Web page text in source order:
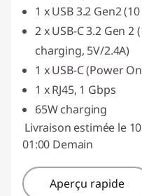
1 x USB 3.2 Gen2
2 x USB-C 3.2 Gen 2
charging, 5V/2.4A)
1 x USB-C (Power
1 x RJ45, 1 Gbps
65W charging
Livraison estimée le
01:00 Demain
Aperçu rapide